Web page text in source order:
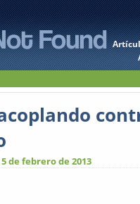
de febrero de 2013